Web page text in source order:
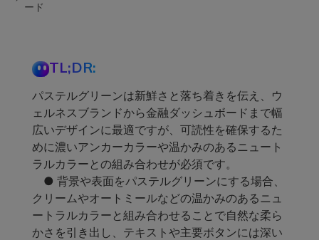
ード
TL;DR:
パステルグリーンは新鮮さと落ち着きを伝え、ウ
ェルネスブランドから金融ダッシュボードまで幅
広いデザインに最適ですが、可読性を確保するた
めに濃いアンカーカラーや温かみのあるニュート
ラルカラーとの組み合わせが必須です。
● 背景や表面をパステルグリーンにする場合、
クリームやオートミールなどの温かみのあるニュ
ートラルカラーと組み合わせることで自然な柔ら
かさを引き出し、テキストや主要ボタンには深い